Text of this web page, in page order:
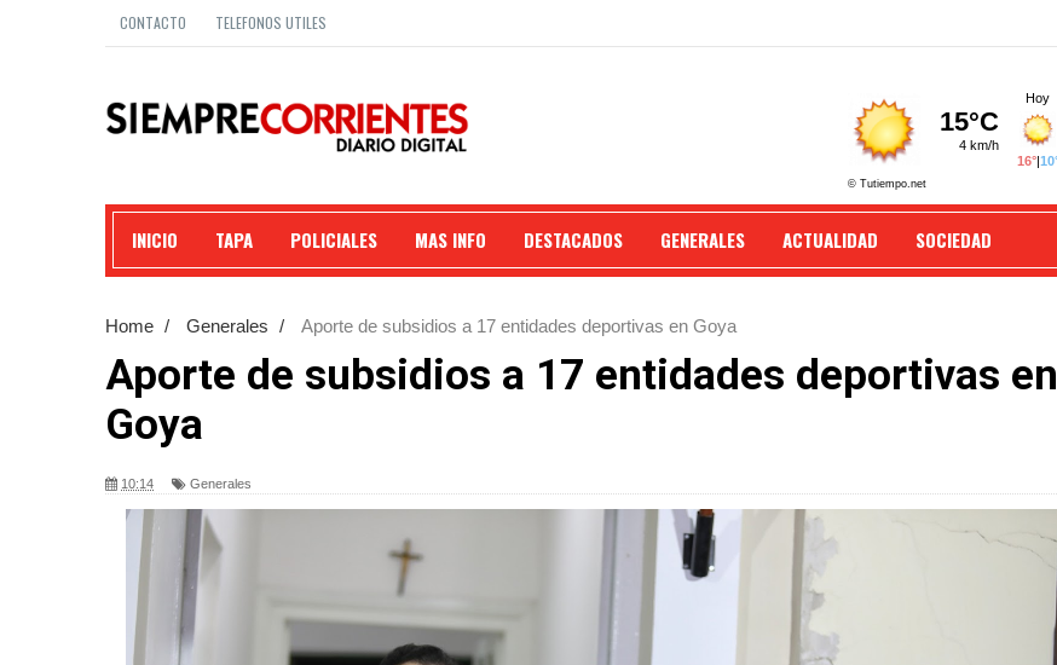
CONTACTO TELEFONOS UTILES
INICIO TAPA POLICIALES MAS INFO DESTACADOS GENERALES ACTUALIDAD SOCIEDAD
Home / Generales / Aporte de subsidios a 17 entidades deportivas en Goya
Aporte de subsidios a 17 entidades deportivas en
Goya
10:14 Generales